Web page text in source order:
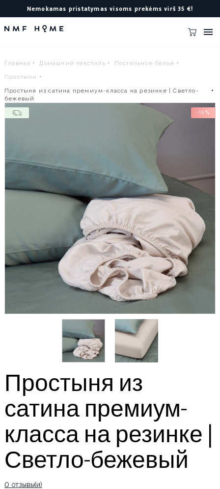
Nemokamas pristatymas visoms prekėms virš 35 €!

Главная Домашний текстиль
Постельное белье
Простыни
Простыня из сатина премиум-класса на резинке | Светло-
бежевый
-15%
Простыня из
сатина премиум-
класса на резинке |
Светло-бежевый
0 отзывы(и)